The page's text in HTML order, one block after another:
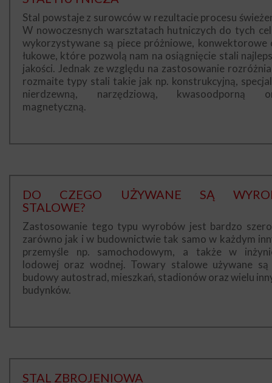
Stal powstaje z surowców w rezultacie procesu
W nowoczesnych warsztatach hutniczych do tych
wykorzystywane są piece próżniowe, konwektorowe
łukowe, które pozwolą nam na osiągnięcie stali
jakości. Jednak ze względu na zastosowanie
rozmaite typy stali takie jak np. konstrukcyjną,
nierdzewną, narzędziową, kwasoodporną
magnetyczną.
DO CZEGO UŻYWANE SĄ
STALOWE?
Zastosowanie tego typu wyrobów jest bardzo
zarówno jak i w budownictwie tak samo w każdym
przemyśle np. samochodowym, a także w
lodowej oraz wodnej. Towary stalowe używane
budowy autostrad, mieszkań, stadionów oraz wielu
budynków.
STAL ZBROJENIOWA